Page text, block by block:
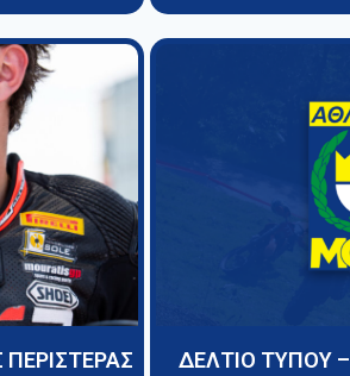
ΔΕΛΤΙΟ ΤΥΠΟΥ